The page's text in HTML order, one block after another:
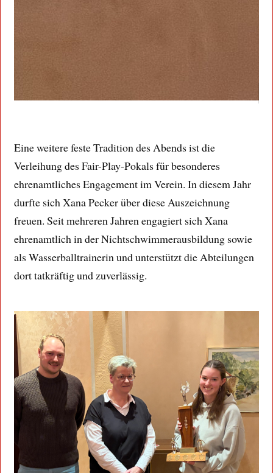
Eine weitere feste Tradition des Abends ist die
Verleihung des Fair-Play-Pokals für besonderes
ehrenamtliches Engagement im Verein. In diesem Jahr
durfte sich Xana Pecker über diese Auszeichnung
freuen. Seit mehreren Jahren engagiert sich Xana
ehrenamtlich in der Nichtschwimmerausbildung sowie
als Wasserballtrainerin und unterstützt die Abteilungen
dort tatkräftig und zuverlässig.